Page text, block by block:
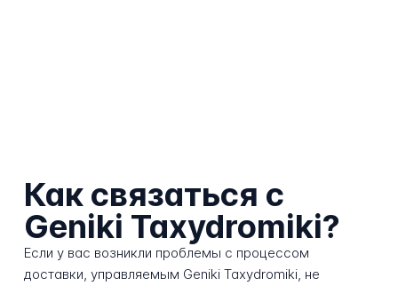
Как связаться с
Geniki Taxydromiki?
Если у вас возникли проблемы с процессом
доставки, управляемым Geniki Taxydromiki, не